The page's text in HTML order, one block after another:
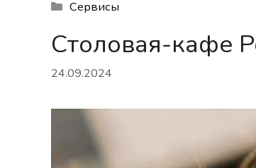
Рубрики
Сервисы
Столовая-кафе
24.09.2024